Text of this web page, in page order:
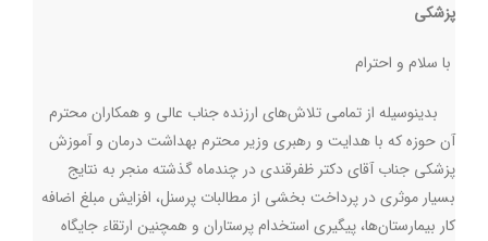
پزشکی
با سلام و احترام
بدینوسیله از تمامی تلاش‌های ارزنده جناب عالی و همکاران محترم
آن حوزه که با هدایت و رهبری وزیر محترم بهداشت درمان و آموزش
پزشکی جناب آقای دکتر ظفرقندی در چندماه گذشته منجر به نتایج
بسیار موثری در پرداخت بخشی از مطالبات پرسنل، افزایش مبلغ اضافه
کار بیمارستان‌ها، پیگیری استخدام پرستاران و همچنین ارتقاء جایگاه